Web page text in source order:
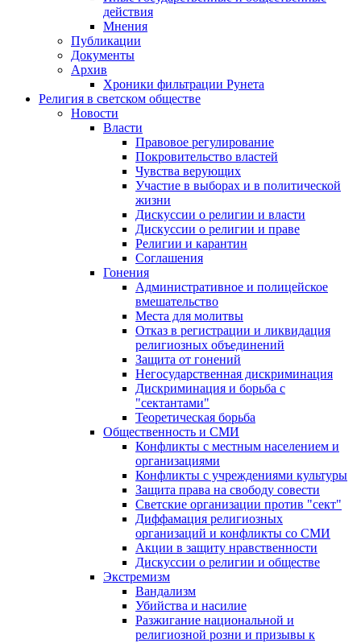
действия
Мнения
Публикации
Документы
Архив
Хроники фильтрации Рунета
Религия в светском обществе
Новости
Власти
Правовое регулирование
Покровительство властей
Чувства верующих
Участие в выборах и в политической
жизни
Дискуссии о религии и власти
Дискуссии о религии и праве
Религии и карантин
Соглашения
Гонения
Административное и полицейское
вмешательство
Места для молитвы
Отказ в регистрации и ликвидация
религиозных объединений
Защита от гонений
Негосударственная дискриминация
Дискриминация и борьба с
"сектантами"
Теоретическая борьба
Общественность и СМИ
Конфликты с местным населением и
организациями
Конфликты с учреждениями культуры
Защита права на свободу совести
Светские организации против "сект"
Диффамация религиозных
организаций и конфликты со СМИ
Акции в защиту нравственности
Дискуссии о религии и обществе
Экстремизм
Вандализм
Убийства и насилие
Разжигание национальной и
религиозной розни и призывы к